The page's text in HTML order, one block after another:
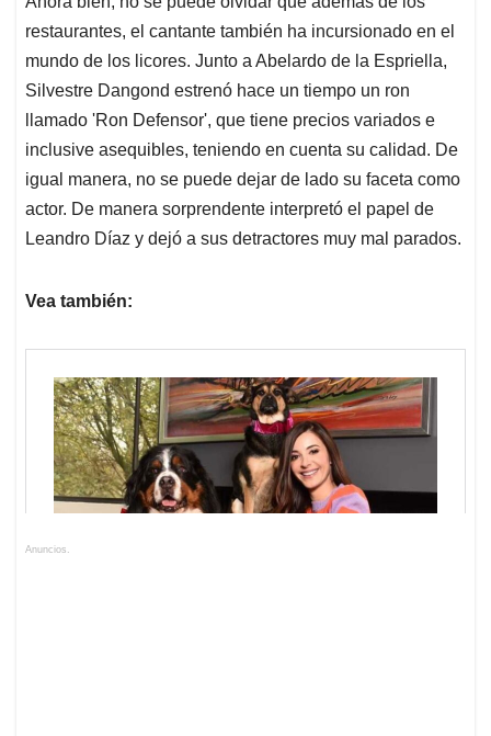
restaurantes, el cantante también ha incursionado en el
mundo de los licores. Junto a Abelardo de la Espriella,
Silvestre Dangond estrenó hace un tiempo un ron
llamado 'Ron Defensor', que tiene precios variados e
inclusive asequibles, teniendo en cuenta su calidad. De
igual manera, no se puede dejar de lado su faceta como
actor. De manera sorprendente interpretó el papel de
Leandro Díaz y dejó a sus detractores muy mal parados.
Vea también:
Anuncios.